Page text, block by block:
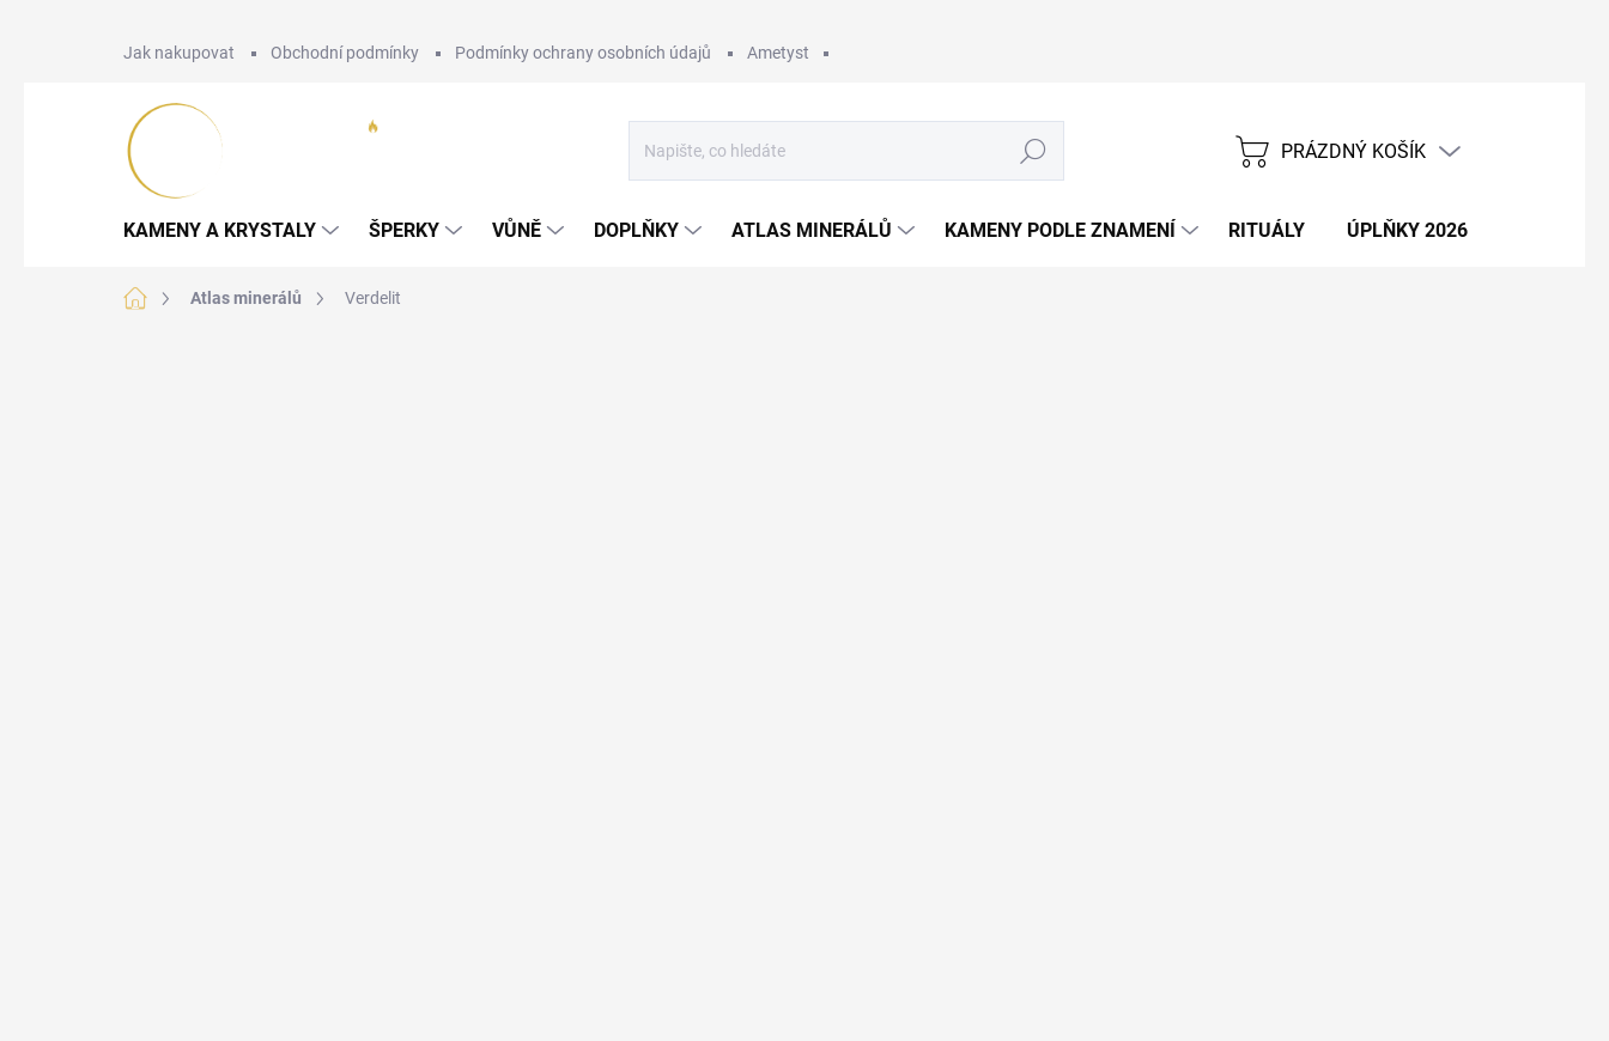
Jak nakupovat Obchodní podmínky Podmínky ochrany osobních údajů Ametyst
Hledat
NÁKUPNÍ
PRÁZDNÝ KOŠÍK
KAMENY A KRYSTALY ŠPERKY VŮNĚ DOPLŇKY ATLAS MINERÁLŮ KAMENY PODLE ZNAMENÍ RITUÁLY ÚPLŇKY 2026
Domů Atlas minerálů Verdelit